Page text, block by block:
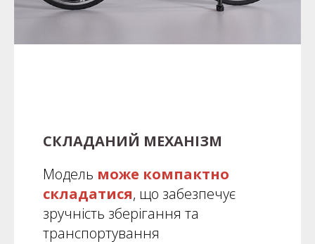
СКЛАДАНИЙ МЕХАНІЗМ
Модель може компактно
складатися, що забезпечує
зручність зберігання та
транспортування